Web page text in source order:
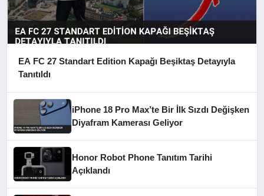
EA FC 27 Standart Edition Kapağı Beşiktaş Detayıyla
Tanıtıldı
iPhone 18 Pro Max’te Bir İlk Sızdı Değişken
Diyafram Kamerası Geliyor
Honor Robot Phone Tanıtım Tarihi
Açıklandı